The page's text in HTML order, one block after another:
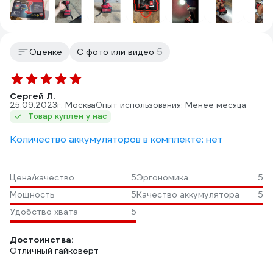
Оценке С фото или видео 5
Сергей Л.
25.09.2023г. МоскваОпыт использования: Менее месяца
Товар куплен у нас
Количество аккумуляторов в комплекте: нет
Цена/качество 5Эргономика
5
Мощность
5Качество аккумулятора
5
Удобство хвата
5
Достоинства:
Отличный гайковерт